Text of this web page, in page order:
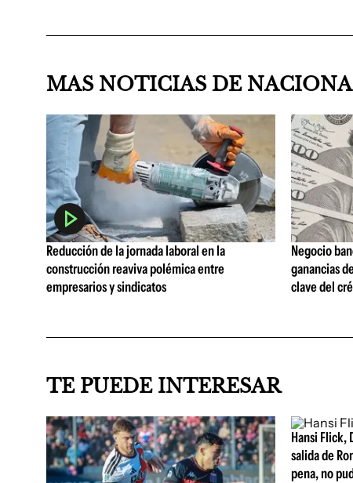
MAS NOTICIAS DE
Reducción de la jornada laboral en la
construcción reaviva polémica entre
empresarios y sindicatos
Negocio
ganancias
clave del
TE PUEDE INTERESAR
Hansi Flick,
salida de
pena, no